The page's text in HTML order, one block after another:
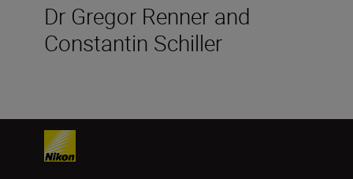
Dr Gregor Renner and
Constantin Schiller